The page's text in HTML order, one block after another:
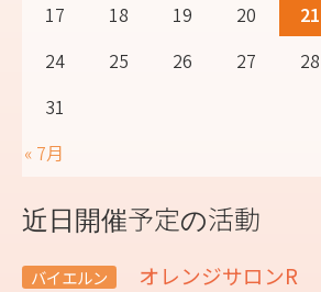
17
18 19 20 21
24
25 26 27 28
31
« 7月
近日開催予定の活動
バイエルン オレンジサロンR